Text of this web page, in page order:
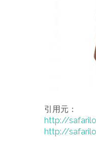
引用元：
http://
http://